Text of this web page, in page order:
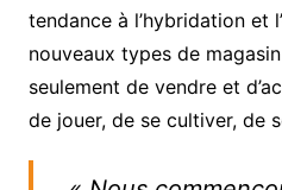
tendance à l’hybridation et
nouveaux types de
seulement de vendre et
de jouer, de se cultiver, de